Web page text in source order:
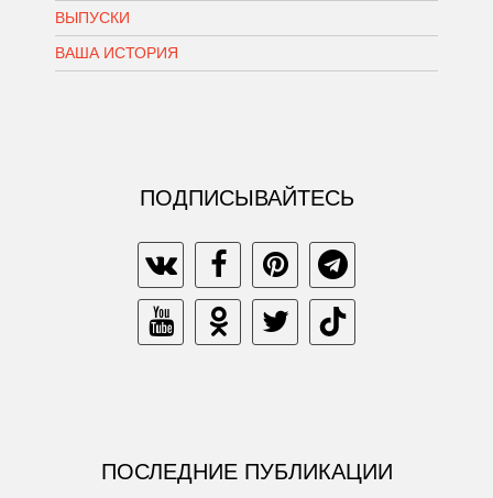
ВЫПУСКИ
ВАША ИСТОРИЯ
ПОДПИСЫВАЙТЕСЬ
ПОСЛЕДНИЕ ПУБЛИКАЦИИ